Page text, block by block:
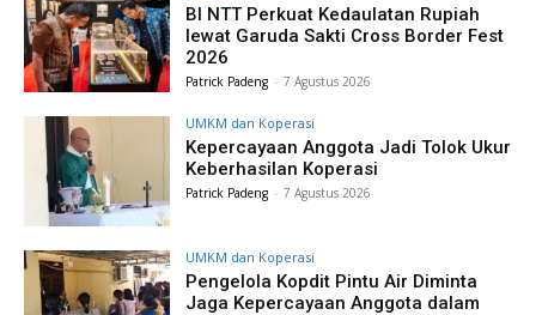
BI NTT Perkuat Kedaulatan Rupiah
lewat Garuda Sakti Cross Border Fest
2026
Patrick Padeng - 7 Agustus 2026
UMKM dan Koperasi
Kepercayaan Anggota Jadi Tolok Ukur
Keberhasilan Koperasi
Patrick Padeng - 7 Agustus 2026
UMKM dan Koperasi
Pengelola Kopdit Pintu Air Diminta
Jaga Kepercayaan Anggota dalam